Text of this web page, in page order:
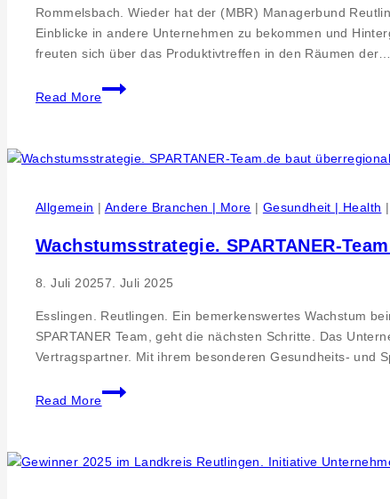
nach
der
Geburt
Reutlingen
Rommelsbach. Wieder hat der (MBR) Managerbund
Einblicke in andere Unternehmen zu bekommen und
freuten sich über das Produktivtreffen in den Räumen der…
Read More
Hochspannungs-
Wissensaustausch
GmbH.
Reutlingen
auf
Allgemein | Andere Branchen | More | Gesundheit | Health |
Wachstumsstrategie. SPARTANER-
8. Juli 20257. Juli 2025
Esslingen. Reutlingen. Ein bemerkenswertes Wachstum
SPARTANER Team, geht die nächsten Schritte. Das
Vertragspartner. Mit ihrem besonderen Gesundheits- und
Read More
Wachstumsstrategie.
SPARTANER-
überregionales